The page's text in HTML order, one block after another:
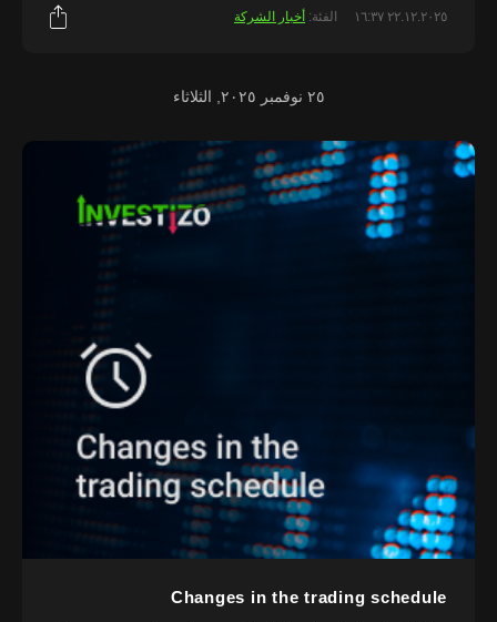
٢٢.١٢.٢٠٢٥ ١٦:٣٧ الفئة: أخبار الشركة
٢٥ نوفمبر ٢٠٢٥, الثلاثاء
Changes in the trading schedule